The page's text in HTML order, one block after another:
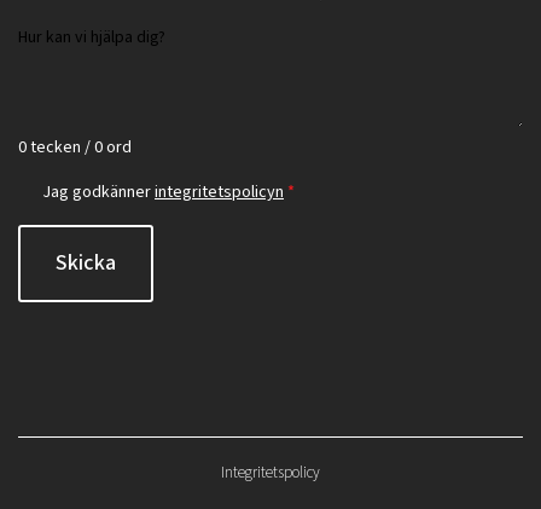
0 tecken / 0 ord
Jag godkännerintegritetspolicyn *
Skicka
Integritetspolicy